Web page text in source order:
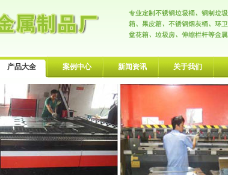
产品大全 案例中心 新闻资讯 关于我们